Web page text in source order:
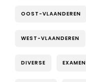
OOST-VLAANDEREN
WEST-VLAANDEREN
DIVERSE EXAMEN